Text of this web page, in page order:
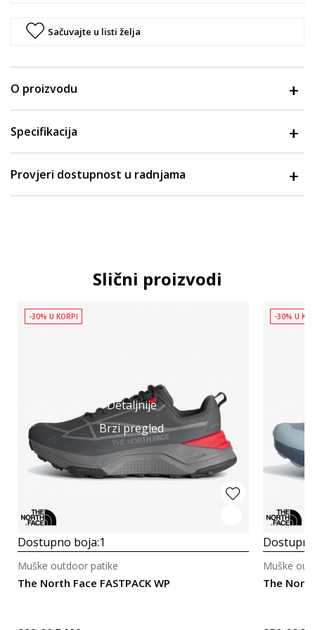
Sačuvajte u listi želja
O proizvodu
Specifikacija
Provjeri dostupnost u radnjama
Slični proizvodi
Detaljnije
Brzi pregled
-30% U KORPI
Dostupno boja:1
The North Face FASTPACK WP
Muške outdoor patike
-30% U
The
Muške